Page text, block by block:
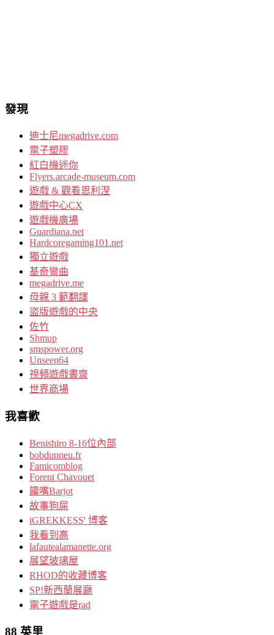
發現
迪士尼megadrive.com
電子塑膠
紅白機迷你
Flyers.arcade-museum.com
遊戲 & 觀看恩利涅
遊戲中心CX
遊戲機廣場
Guardiana.net
Hardcoregaming101.net
獨立遊戲
基奇彎曲
megadrive.me
母親 3 範翻譯
盜版遊戲的中央
佐竹
Shmup
smspower.org
Unseen64
視頻遊戲書齋
世界商場
我喜歡
Benishiro 8-16位內部
bobdupneu.fr
Famicomblog
Forent Chavouet
饞嘴Barjot
故事狗屎
iGREKKESS' 博客
我看到高
lafautealamanette.org
展望玻璃屋
RHOD的收藏博客
SP!新西蘭展廳
電子遊戲是rad
88 英里